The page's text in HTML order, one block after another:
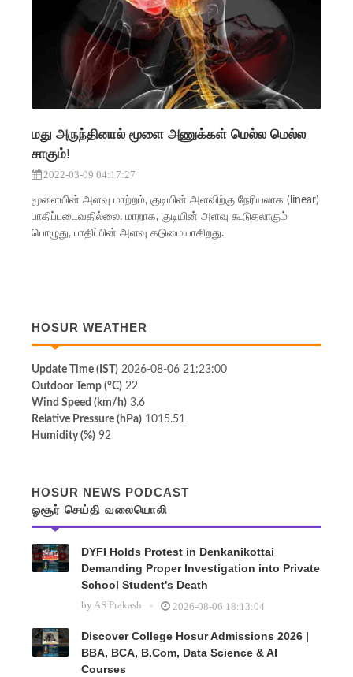
மது அருந்தினால் மூளை அணுக்கள் மெல்ல மெல்ல
சாகும்!
2022-03-09 04:17:27
மூளையின் அளவு மாற்றம், குடியின் அளவிற்கு நேரியலாக (linear)
பாதிப்படைவதில்லை. மாறாக, குடியின் அளவு கூடுதலாகும்
பொழுது, பாதிப்பின் அளவு கடுமையாகிறது.
HOSUR WEATHER
Update Time (IST) 2026-08-06 21:23:00
Outdoor Temp (°C) 22
Wind Speed (km/h) 3.6
Relative Pressure (hPa) 1015.51
Humidity (%) 92
HOSUR NEWS PODCAST
ஓசூர் செய்தி வலையொலி
DYFI Holds Protest in Denkanikottai
Demanding Proper Investigation into Private
School Student's Death
by AS Prakash 2026-08-06 18:13:04
Discover College Hosur Admissions 2026 |
BBA, BCA, B.Com, Data Science & AI
Courses